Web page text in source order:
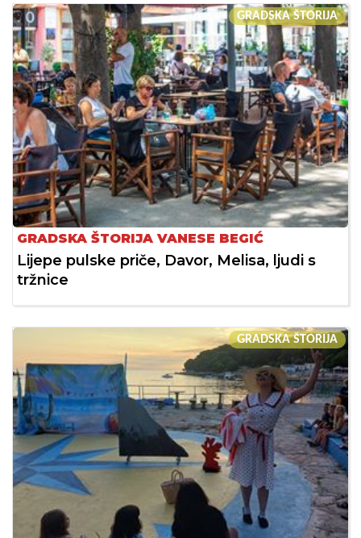
GRADSKA ŠTORIJA
GRADSKA ŠTORIJA VANESE BEGIĆ
Lijepe pulske priče, Davor, Melisa, ljudi s
tržnice
GRADSKA ŠTORIJA